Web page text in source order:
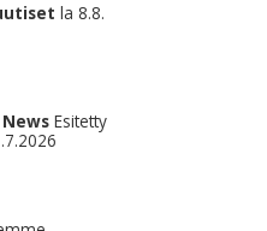
la 8.8.
Esitetty